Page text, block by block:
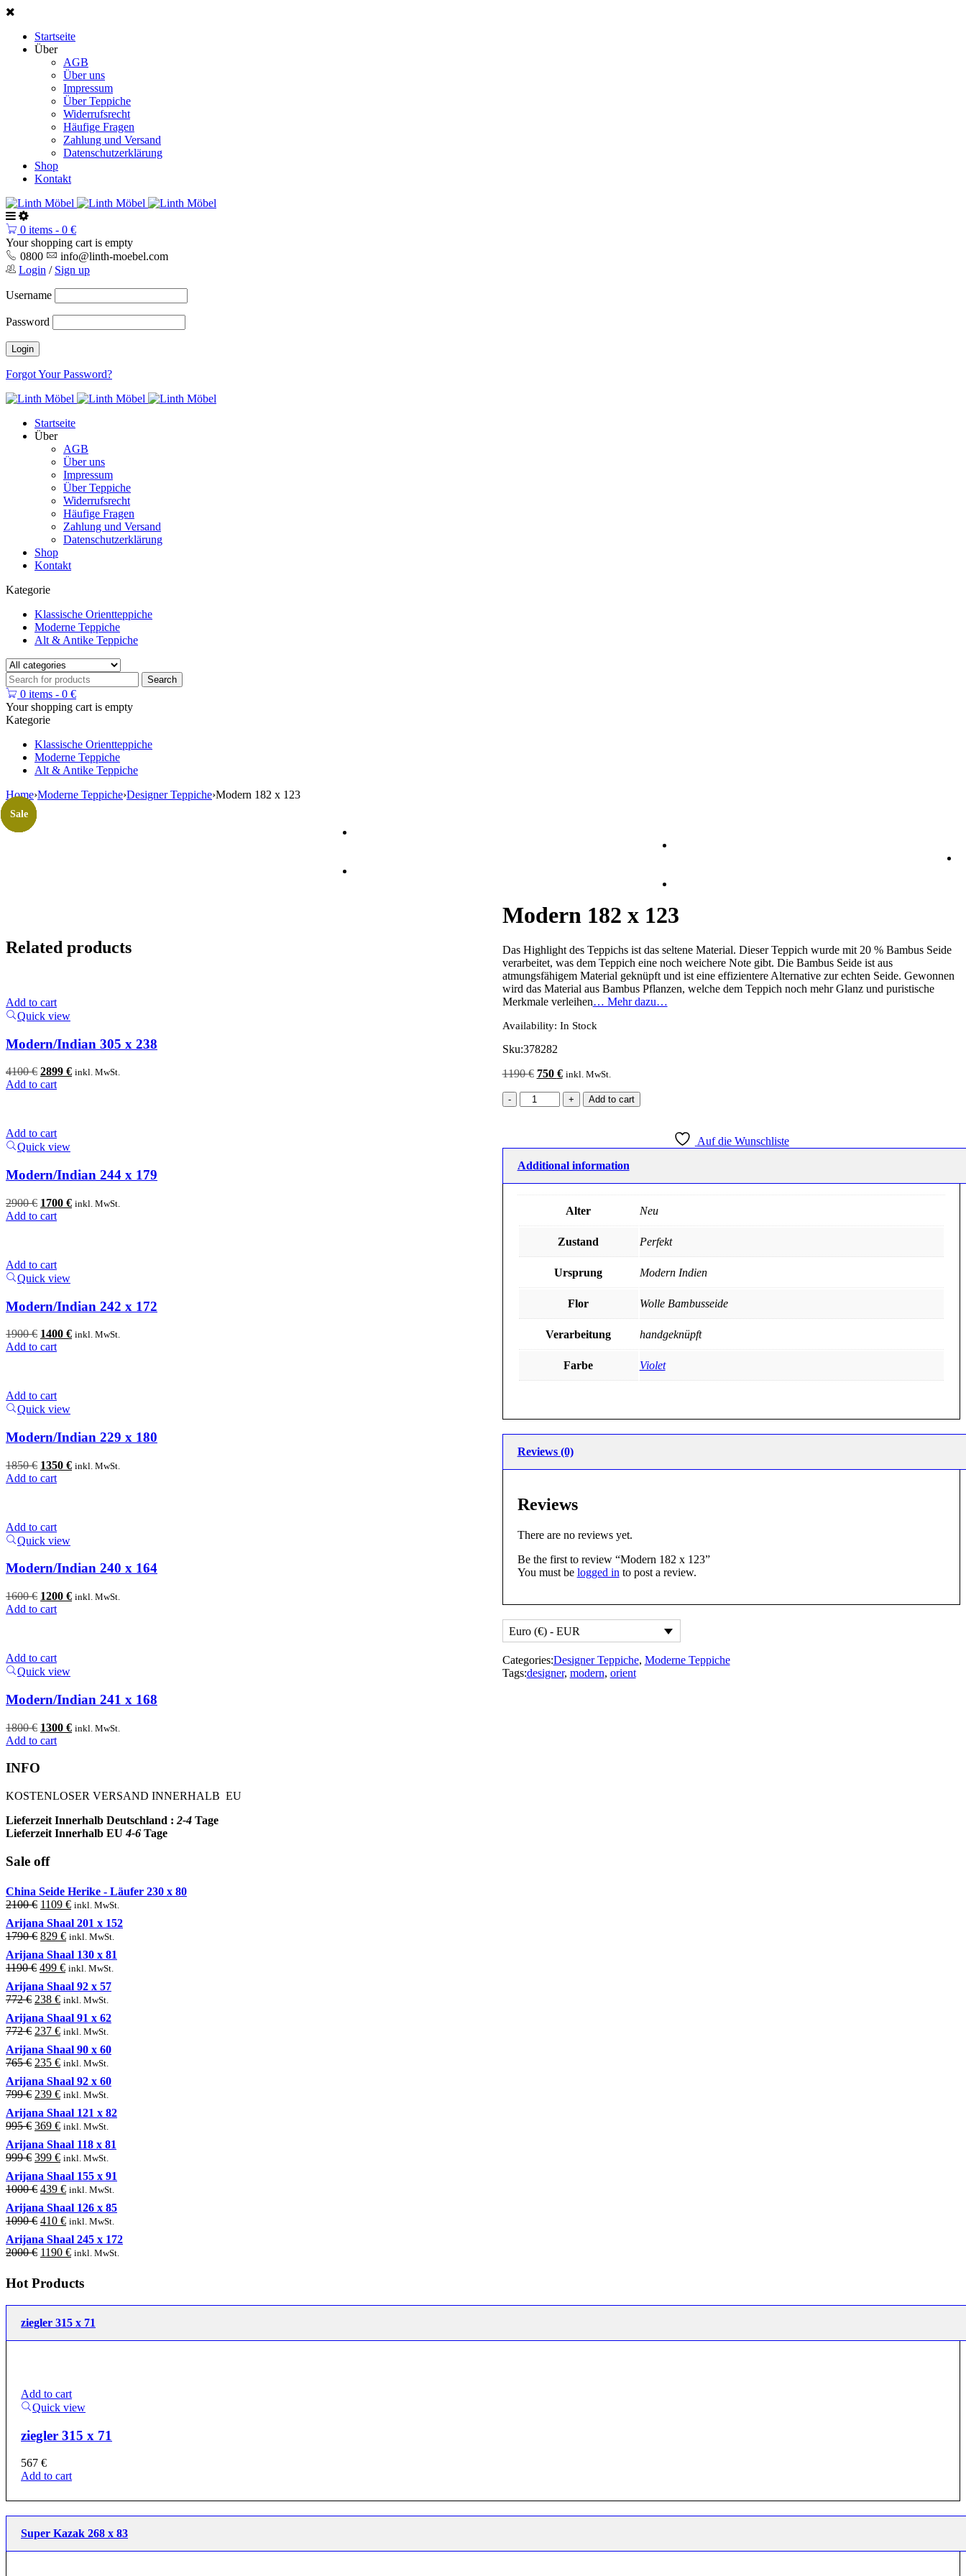
Startseite
Über
AGB
Über uns
Impressum
Über Teppiche
Widerrufsrecht
Häufige Fragen
Zahlung und Versand
Datenschutzerklärung
Shop
Kontakt
0 items - 0 €
Your shopping cart is empty
0800
info@linth-moebel.com
Login / Sign up
Username
Password
Forgot Your Password?
Startseite
Über
AGB
Über uns
Impressum
Über Teppiche
Widerrufsrecht
Häufige Fragen
Zahlung und Versand
Datenschutzerklärung
Shop
Kontakt
Kategorie
Klassische Orientteppiche
Moderne Teppiche
Alt & Antike Teppiche
0 items - 0 €
Your shopping cart is empty
Kategorie
Klassische Orientteppiche
Moderne Teppiche
Alt & Antike Teppiche
Home›Moderne Teppiche›Designer Teppiche›Modern 182 x 123
Sale
Modern 182 x 123
Das Highlight des Teppichs ist das seltene Material. Dieser Teppich wurde mit 20 % Bambus Seide
verarbeitet, was dem Teppich eine noch weichere Note gibt. Die Bambus Seide ist aus
atmungsfähigem Material geknüpft und ist eine effizientere Alternative zur echten Seide. Gewonnen
wird das Material aus Bambus Pflanzen, welche dem Teppich noch mehr Glanz und puristische
Merkmale verleihen… Mehr dazu…
Availability: In Stock
Sku:378282
1190€ Original
750 €Current
is:
inkl. MwSt.
Add to cart
Auf die Wunschliste
Additional information
Alter Neu
Zustand Perfekt
Ursprung Modern Indien
Flor Wolle Bambusseide
Verarbeitung handgeknüpft
Farbe Violet
Reviews (0)
Reviews
There are no reviews yet.
Be the first to review “Modern 182 x 123”
You must be logged in to post a review.
Euro (€) - EUR
Categories:Designer Teppiche, Moderne Teppiche
Tags:designer, modern, orient
Related products
Sale
Add to cart
Quick view
Modern/Indian 305 x 238
4100€ Original
price
2899 €Current
inkl. MwSt.
Add to cart
Sale
Add to cart
Quick view
Modern/Indian 244 x 179
2900€ Original
price
1700 €Current
inkl. MwSt.
Add to cart
Sale
Add to cart
Quick view
Modern/Indian 242 x 172
1900€ Original
price
1400 €Current
inkl. MwSt.
Add to cart
Sale
Add to cart
Quick view
Modern/Indian 229 x 180
1850€ Original
price
1350 €Current
inkl. MwSt.
Add to cart
Sale
Add to cart
Quick view
Modern/Indian 240 x 164
1600€ Original
price
1200 €Current
inkl. MwSt.
Add to cart
Sale
Add to cart
Quick view
Modern/Indian 241 x 168
1800€ Original
price
1300 €Current
inkl. MwSt.
Add to cart
INFO
KOSTENLOSER VERSAND INNERHALB EU
Lieferzeit Innerhalb Deutschland : 2-4 Tage
Lieferzeit Innerhalb EU4-6 Tage
Sale off
China Seide Herike - Läufer 230 x 80
2100€ Original
price
was:
2100 €.
1109 €Current
price
is:
1109 €.
inkl. MwSt.
Arijana Shaal 201 x 152
1790€ Original
price
was:
1790 €.
829 €Current
price
is:
829 €.
inkl. MwSt.
Arijana Shaal 130 x 81
1190€ Original
price
was:
1190 €.
499 €Current
price
is:
499 €.
inkl. MwSt.
Arijana Shaal 92 x 57
772€ Original
price
was:
772 €.
238 €Current
price
is:
238 €.
inkl. MwSt.
Arijana Shaal 91 x 62
772€ Original
price
was:
772 €.
237 €Current
price
is:
237 €.
inkl. MwSt.
Arijana Shaal 90 x 60
765€ Original
price
was:
765 €.
235 €Current
price
is:
235 €.
inkl. MwSt.
Arijana Shaal 92 x 60
799€ Original
price
was:
799 €.
239 €Current
price
is:
239 €.
inkl. MwSt.
Arijana Shaal 121 x 82
995€ Original
price
was:
995 €.
369 €Current
price
is:
369 €.
inkl. MwSt.
Arijana Shaal 118 x 81
999€ Original
price
was:
999 €.
399 €Current
price
is:
399 €.
inkl. MwSt.
Arijana Shaal 155 x 91
1000€ Original
price
was:
1000 €.
439 €Current
price
is:
439 €.
inkl. MwSt.
Arijana Shaal 126 x 85
1090€ Original
price
was:
1090 €.
410 €Current
price
is:
410 €.
inkl. MwSt.
Arijana Shaal 245 x 172
2000€ Original
was:
2000 €.
1190 €Current
is:
1190 €.
inkl. MwSt.
Hot Products
ziegler 315 x 71
Add to cart
Quick view
ziegler 315 x 71
567 €
Add to cart
Super Kazak 268 x 83